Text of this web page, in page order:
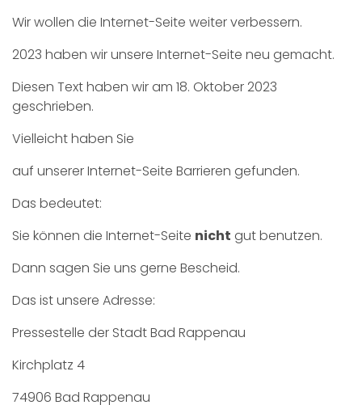
Wir wollen die Internet-Seite weiter verbessern.
2023 haben wir unsere Internet-Seite neu gemacht.
Diesen Text haben wir am 18. Oktober 2023
geschrieben.
Vielleicht haben Sie
auf unserer Internet-Seite Barrieren gefunden.
Das bedeutet:
Sie können die Internet-Seite nicht gut benutzen.
Dann sagen Sie uns gerne Bescheid.
Das ist unsere Adresse:
Pressestelle der Stadt Bad Rappenau
Kirchplatz 4
74906 Bad Rappenau